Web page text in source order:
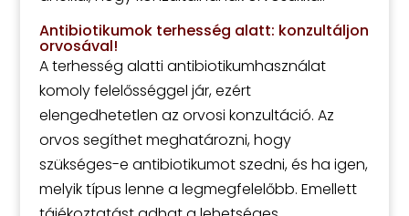
Antibiotikumok terhesség alatt: konzultáljon
orvosával!
A terhesség alatti antibiotikumhasználat
komoly felelősséggel jár, ezért
elengedhetetlen az orvosi konzultáció. Az
orvos segíthet meghatározni, hogy
szükséges-e antibiotikumot szedni, és ha igen,
melyik típus lenne a legmegfelelőbb. Emellett